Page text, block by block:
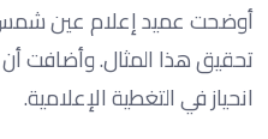
أوضحت عميد إعلام عين شمس،
تحقيق هذا المثال. وأضافت أن
انحياز في التغطية الإعلامية.